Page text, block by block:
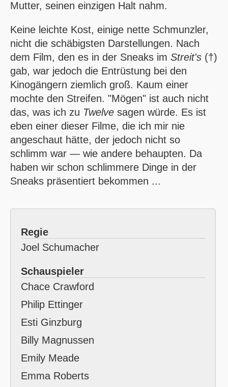
Mutter, seinen einzigen Halt nahm.
Keine leichte Kost, einige nette Schmunzler,
nicht die schäbigsten Darstellungen. Nach
dem Film, den es in der Sneaks im Streit's (†)
gab, war jedoch die Entrüstung bei den
Kinogängern ziemlich groß. Kaum einer
mochte den Streifen. "Mögen" ist auch nicht
das, was ich zu Twelve sagen würde. Es ist
eben einer dieser Filme, die ich mir nie
angeschaut hätte, der jedoch nicht so
schlimm war — wie andere behaupten. Da
haben wir schon schlimmere Dinge in der
Sneaks präsentiert bekommen ...
Regie
Joel Schumacher
Schauspieler
Chace Crawford
Philip Ettinger
Esti Ginzburg
Billy Magnussen
Emily Meade
Emma Roberts